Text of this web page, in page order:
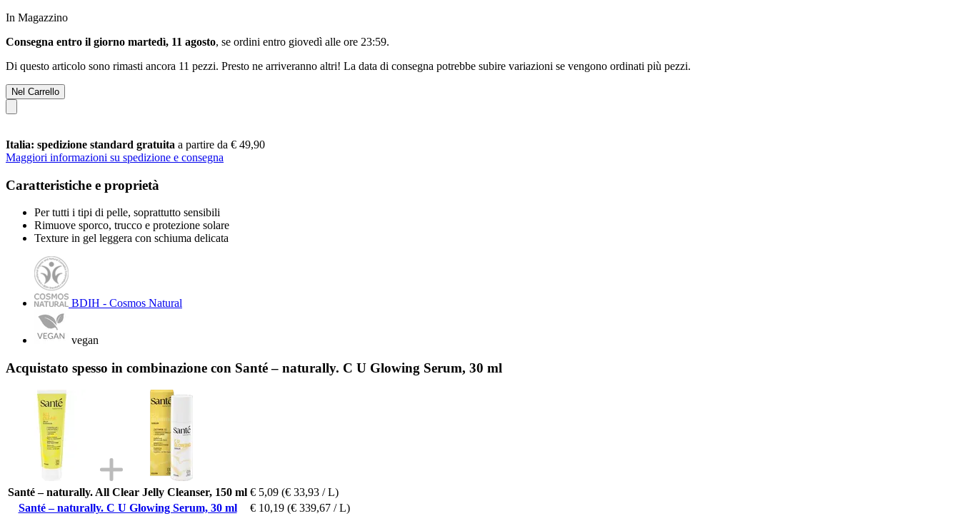
In Magazzino
Consegna entro il giorno martedì, 11 agosto, se ordini entro giovedì alle ore 23:59.
Di questo articolo sono rimasti ancora 11 pezzi. Presto ne arriveranno altri! La data di consegna potrebbe subire variazioni se vengono ordinati più pezzi.
Nel Carrello
Italia: spedizione standard gratuita a partire da € 49,90
Maggiori informazioni su spedizione e consegna
Caratteristiche e proprietà
Per tutti i tipi di pelle, soprattutto sensibili
Rimuove sporco, trucco e protezione solare
Texture in gel leggera con schiuma delicata
BDIH - Cosmos Natural
vegan
Acquistato spesso in combinazione con Santé – naturally. C U Glowing Serum, 30 ml
Santé – naturally. All Clear Jelly Cleanser, 150 ml € 5,09 (€ 33,93 / L)
Santé – naturally. C U Glowing Serum, 30 ml
€ 10,19 (€ 339,67 / L)